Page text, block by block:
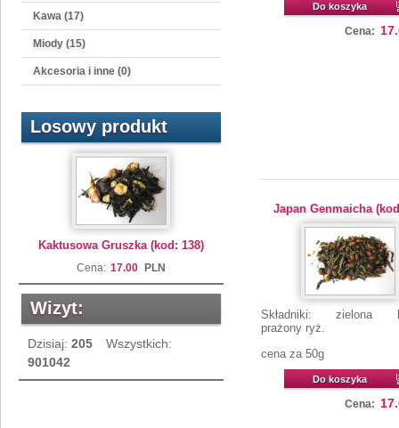
Kawa (17)
Miody (15)
Akcesoria i inne (0)
Losowy produkt
Kaktusowa Gruszka (kod: 138)
Cena: 17.00 PLN
Wizyt:
Dzisiaj: 205
Wszystkich:
901042
Do koszyka
Cena:
Japan Genmaicha
Składniki: zielona
prażony ryż.
cena za 50g
Do koszyka
Cena: